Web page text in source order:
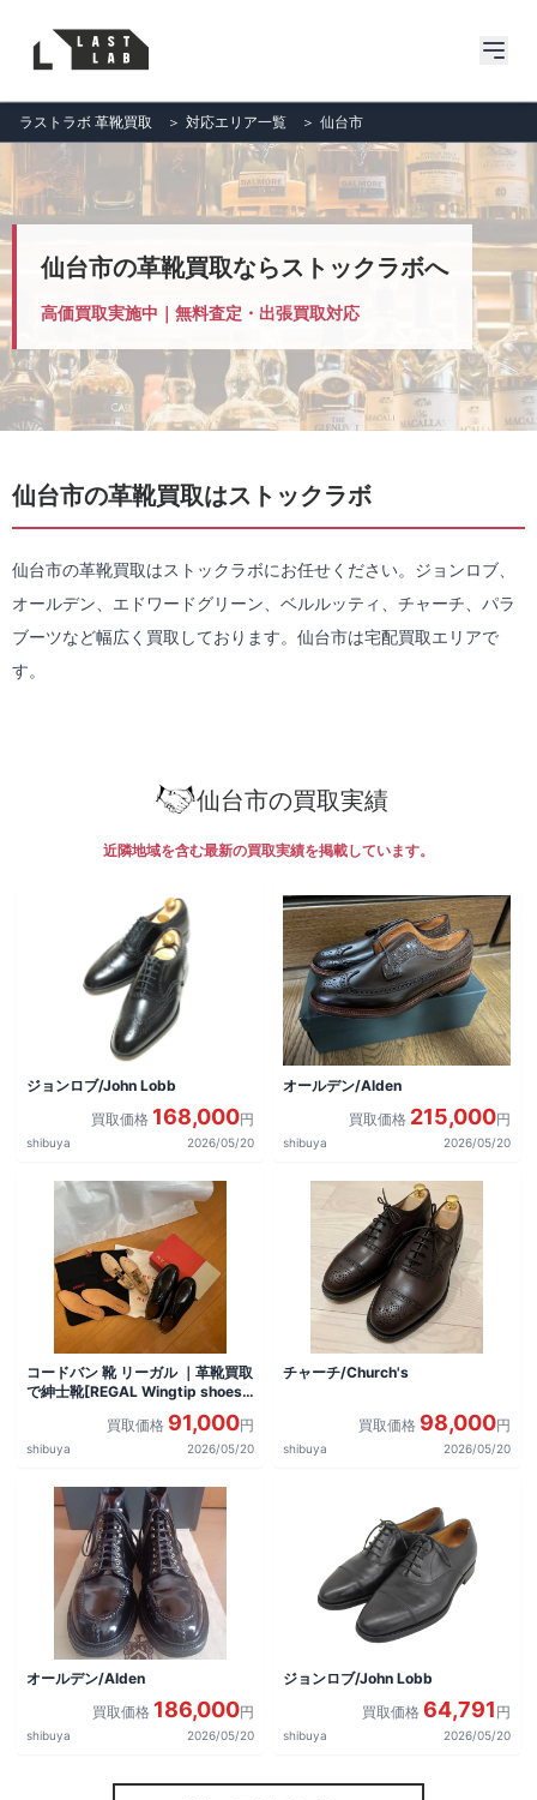
ラストラボ 革靴買取 ＞ 対応エリア一覧 ＞ 仙台市
仙台市の革靴買取ならストックラボへ
高価買取実施中｜無料査定・出張買取対応
仙台市の革靴買取はストックラボ
仙台市の革靴買取はストックラボにお任せください。ジョンロブ、
オールデン、エドワードグリーン、ベルルッティ、チャーチ、パラ
ブーツなど幅広く買取しております。仙台市は宅配買取エリアで
す。
仙台市の買取実績
近隣地域を含む最新の買取実績を掲載しています。
ジョンロブ/John Lobb
買取価格 168,000円
shibuya 2026/05/20
オールデン/Alden
買取価格 215,000円
shibuya 2026/05/20
コードバン 靴 リーガル ｜革靴買取
で紳士靴[REGAL Wingtip shoes]
買取価格 91,000円
shibuya 2026/05/20
チャーチ/Church's
買取価格 98,000円
shibuya 2026/05/20
オールデン/Alden
買取価格 186,000円
shibuya 2026/05/20
ジョンロブ/John Lobb
買取価格 64,791 円
shibuya 2026/05/20